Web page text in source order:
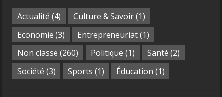
Actualité (4) Culture & Savoir(1)
Economie (3) Entrepreneuriat(1)
Non classé (260) Politique (1) Santé (2)
Société (3) Sports (1) Éducation (1)